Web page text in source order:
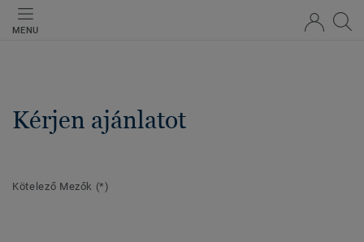
MENU
Kérjen ajánlatot
Kötelező Mezők (*)